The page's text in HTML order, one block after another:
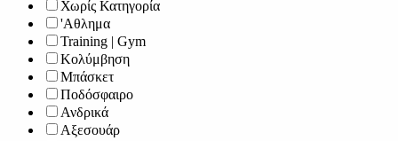
Χωρίς Κατηγορία
'Αθλημα
Training | Gym
Κολύμβηση
Μπάσκετ
Ποδόσφαιρο
Ανδρικά
Αξεσουάρ